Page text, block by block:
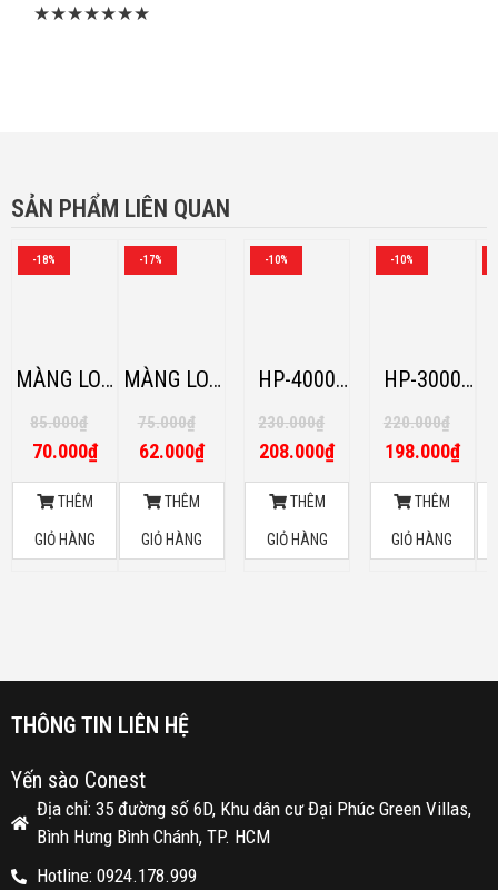
★★★★★★★
SẢN PHẨM LIÊN QUAN
-18%
MÀNG LOA
TITANIUM (
MÀU BẠC)
85.000₫
70.000₫
THÊM
GIỎ HÀNG
-17%
MÀNG LOA
PHENOLIC
(MÀU
75.000₫
62.000₫
THÊM
GIỎ HÀNG
-10%
HP-4000
TITANIUM -
LOA
DỤNG
PRONEST
MALAYSIA
230.000₫
208.000₫
THÊM
GIỎ HÀNG
-10%
HP-3000
TITANIUM-
LOA
DỤNG
PRONEST
MALAYSIA
220.000₫
198.000₫
THÊM
GIỎ HÀNG
THÔNG TIN LIÊN HỆ
Yến sào Conest
Địa chỉ: 35 đường số 6D, Khu dân cư Đại Phúc Green Villas,
Bình Hưng Bình Chánh, TP. HCM
Hotline: 0924.178.999